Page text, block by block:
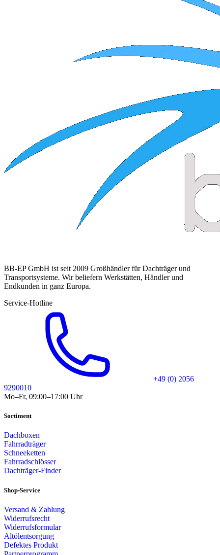
BB-EP GmbH ist seit 2009 Großhändler für Dachträger und
Transportsysteme. Wir beliefern Werkstätten, Händler und
Endkunden in ganz Europa.
Service-Hotline
+49 (0) 2056
9290010
Mo–Fr, 09:00–17:00 Uhr
Sortiment
Dachboxen
Fahrradträger
Schneeketten
Fahrradschlösser
Dachträger-Finder
Shop-Service
Versand & Zahlung
Widerrufsrecht
Widerrufsformular
Altölentsorgung
Defektes Produkt